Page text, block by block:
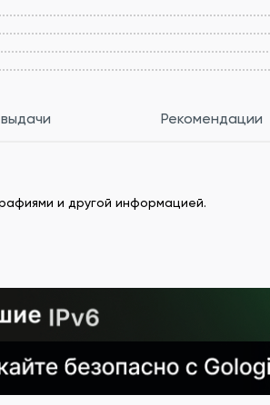
Рекомендации
и другой информацией.